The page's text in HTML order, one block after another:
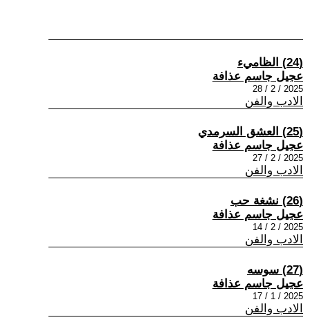
(24) الظاميء
عجيل جاسم عذافة
2025 / 2 / 28
الادب والفن
(25) العشق السرمدي
عجيل جاسم عذافة
2025 / 2 / 27
الادب والفن
(26) نشغة حب
عجيل جاسم عذافة
2025 / 2 / 14
الادب والفن
(27) سوسه
عجيل جاسم عذافة
2025 / 1 / 17
الادب والفن